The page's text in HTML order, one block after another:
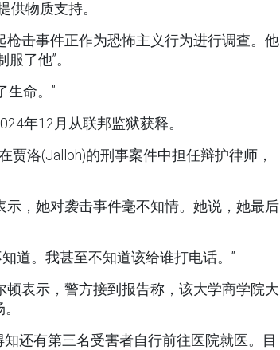
供物质支持。
枪击事件正作为恐怖主义行为进行调查。他
了他”。
生命。”
年12月从联邦监狱获释。
贾洛(Jalloh)的刑事案件中担任辩护律师，
示，她对袭击事件毫不知情。她说，她最后
道。我甚至不知道该给谁打电话。”
顿表示，警方接到报告称，该大学商学院大
还有第三名受害者自行前往医院就医。目